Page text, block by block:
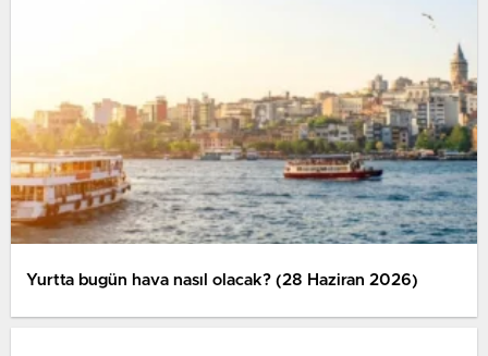
Yurtta bugün hava nasıl olacak? (28 Haziran 2026)